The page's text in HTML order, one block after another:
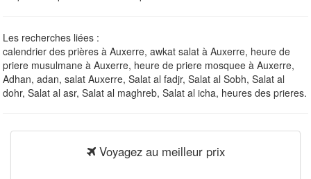
Les recherches liées :
calendrier des prières à Auxerre, awkat salat à Auxerre, heure de
priere musulmane à Auxerre, heure de priere mosquee à Auxerre,
Adhan, adan, salat Auxerre, Salat al fadjr, Salat al Sobh, Salat al
dohr, Salat al asr, Salat al maghreb, Salat al icha, heures des prieres.
Voyagez au meilleur prix